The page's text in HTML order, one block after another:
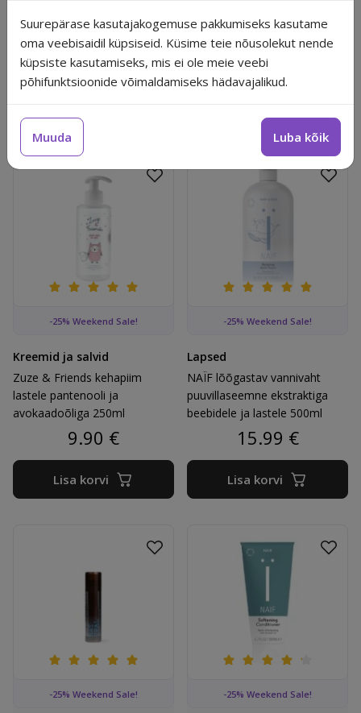
lastetooted looduslik
vegan
Seotud tooted
Lisa lemmikutesse
-25% Weekend Sale!
Kreemid ja salvid
Zuze & Friends kehapiim
lastele pantenooli ja
avokaadoõliga 250ml
9.90 €
Lisa korvi
Lisa
-25% Weekend Sale!
Lapsed
NAÏF lõõgastav vannivaht
puuvillaseemne ekstraktiga
beebidele ja lastele 500ml
15.99 €
Lisa korvi
Lisa lemmikutesse
-25% Weekend Sale!
Lisa
-25% Weekend Sale!
Suurepärase kasutajakogemuse pakkumiseks kasutame
oma veebisaidil küpsiseid. Küsime teie nõusolekut nende
küpsiste kasutamiseks, mis ei ole meie veebi
põhifunktsioonide võimaldamiseks hädavajalikud.
Muuda Luba kõik